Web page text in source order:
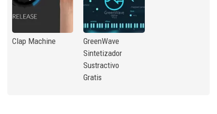
Clap Machine
GreenWave
Sintetizador
Sustractivo
Gratis